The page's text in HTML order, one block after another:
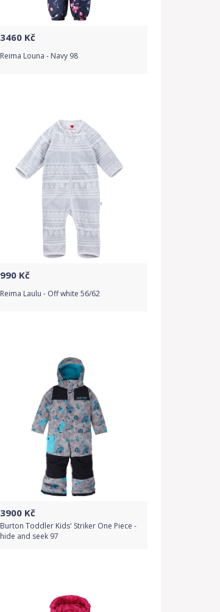
3460Kč
Reima Louna - Navy 98
Detail produktu
990Kč
Reima Laulu - Off white 56/62
Detail produktu
3900Kč
Burton Toddler Kids' Striker One Piece -
hide and seek 97
Detail produktu